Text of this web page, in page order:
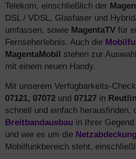
Telekom, einschließlich der
DSL / VDSL, Glasfaser und
umfassen, sowie MagentaTV für
Fernseherlebnis. Auch die
MagentaMobil stehen zur
mit einem neuen Handy.
Mit unserem Verfügbarkeits-
07121, 07072 und 07127 in
schnell und einfach herausfinden,
Breitbandausbau in Ihrer
und wie es um die Netzabdeckung
Mobilfunkbereich steht,